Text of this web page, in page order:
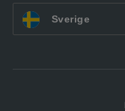
SV: Sverige